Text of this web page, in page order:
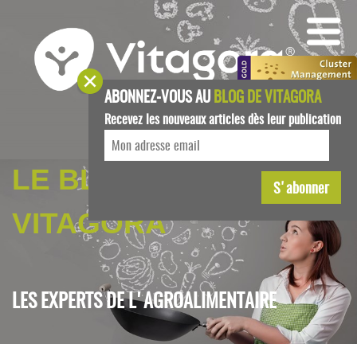
LE BLOG DE
VITAGORA
LES EXPERTS DE L'AGROALIMENTAIRE
ABONNEZ-VOUS AUBLOG DE VITAGORA
Recevez les nouveaux articles dès leur publication